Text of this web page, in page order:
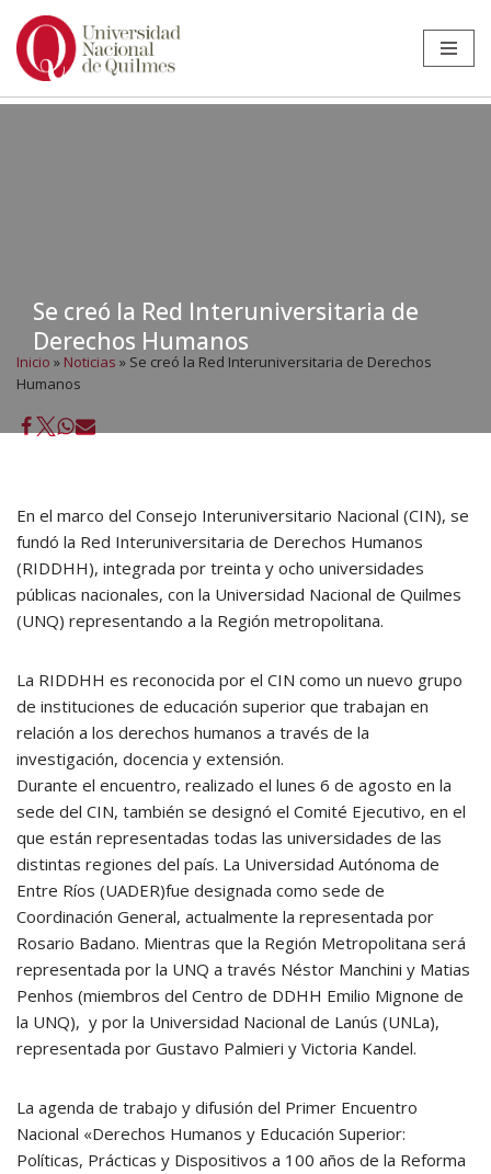
Ir
Se creó la Red Interuniversitaria de
Derechos Humanos
Inicio » Noticias » Se creó la Red Interuniversitaria de Derechos
Humanos
En el marco del Consejo Interuniversitario Nacional (CIN), se
fundó la Red Interuniversitaria de Derechos Humanos
(RIDDHH), integrada por treinta y ocho universidades
públicas nacionales, con la Universidad Nacional de Quilmes
(UNQ) representando a la Región metropolitana.
La RIDDHH es reconocida por el CIN como un nuevo grupo
de instituciones de educación superior que trabajan en
relación a los derechos humanos a través de la
investigación, docencia y extensión.
Durante el encuentro, realizado el lunes 6 de agosto en la
sede del CIN, también se designó el Comité Ejecutivo, en el
que están representadas todas las universidades de las
distintas regiones del país. La Universidad Autónoma de
Entre Ríos (UADER)fue designada como sede de
Coordinación General, actualmente la representada por
Rosario Badano. Mientras que la Región Metropolitana será
representada por la UNQ a través Néstor Manchini y Matias
Penhos (miembros del Centro de DDHH Emilio Mignone de
la UNQ), y por la Universidad Nacional de Lanús (UNLa),
representada por Gustavo Palmieri y Victoria Kandel.
La agenda de trabajo y difusión del Primer Encuentro
Nacional «Derechos Humanos y Educación Superior:
Políticas, Prácticas y Dispositivos a 100 años de la Reforma